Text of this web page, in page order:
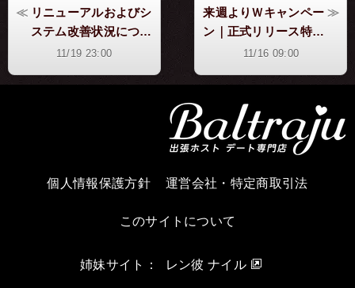
リニューアルおよびシ
ステム改善状況につい
て
11/19 23:00
来週よりＷキャンペー
ン｜正式リリース特別
企画
11/16 09:00
個人情報保護方針 運営会社・特定商取引法
このサイトについて
姉妹サイト： レン彼 ナイル